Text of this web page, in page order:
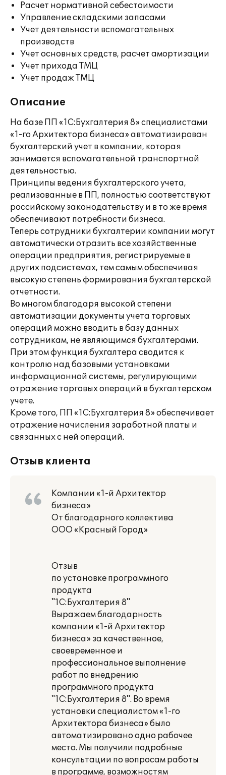
Расчет нормативной себестоимости
Управление складскими запасами
Учет деятельности вспомогательных
производств
Учет основных средств, расчет амортизации
Учет прихода ТМЦ
Учет продаж ТМЦ
Описание
На базе ПП «1С:Бухгалтерия 8» специалистами
«1-го Архитектора бизнеса» автоматизирован
бухгалтерский учет в компании, которая
занимается вспомагательной транспортной
деятельностью.
Принципы ведения бухгалтерского учета,
реализованные в ПП, полностью соответствуют
российскому законодательству и в то же время
обеспечивают потребности бизнеса.
Теперь сотрудники бухгалтерии компании могут
автоматически отразить все хозяйственные
операции предприятия, регистрируемые в
других подсистемах, тем самым обеспечивая
высокую степень формирования бухгалтерской
отчетности.
Во многом благодаря высокой степени
автоматизации документы учета торговых
операций можно вводить в базу данных
сотрудникам, не являющимся бухгалтерами.
При этом функция бухгалтера сводится к
контролю над базовыми установками
информационной системы, регулирующими
отражение торговых операций в бухгалтерском
учете.
Кроме того, ПП «1С:Бухгалтерия 8» обеспечивает
отражение начисления заработной платы и
связанных с ней операций.
Отзыв клиента
Компании «1-й Архитектор
бизнеса»
От благодарного коллектива
ООО «Красный Город»
Отзыв
по установке программного
продукта
"1С:Бухгалтерия 8"
Выражаем благодарность
компании «1-й Архитектор
бизнеса» за качественное,
своевременное и
профессиональное выполнение
работ по внедрению
программного продукта
"1С:Бухгалтерия 8". Во время
установки специалистом «1-го
Архитектора бизнеса» было
автоматизировано одно рабочее
место. Мы получили подробные
консультации по вопросам работы
в программе, возможностям